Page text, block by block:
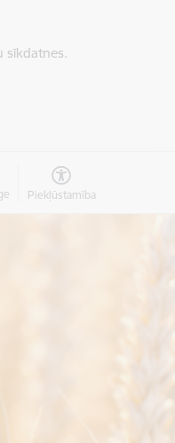
sīkdatnes.
Piekļūstamība